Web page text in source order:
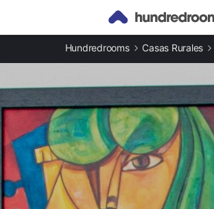
Apartamentos en Antrim provincia
Casas rurales en Antrim provincia
Hundredrooms Casas Rurales